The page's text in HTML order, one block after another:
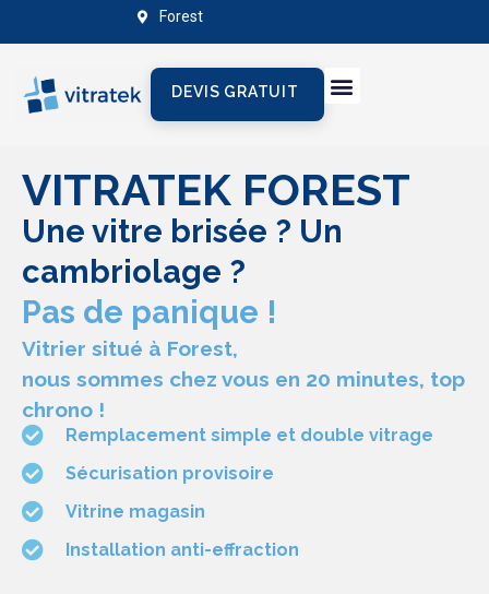
Forest
DEVIS GRATUIT
VITRATEK FOREST
Une vitre brisée ? Un
cambriolage ?
Pas de panique !
Vitrier situé à Forest,
nous sommes chez vous en 20 minutes, top
chrono !
Remplacement simple et double vitrage
Sécurisation provisoire
Vitrine magasin
Installation anti-effraction